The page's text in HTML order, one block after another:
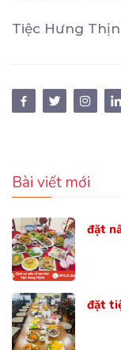
Tiệc Hưng
Bài viết mới
đặt
đặt